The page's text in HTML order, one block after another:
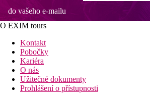
do vašeho e-mailu
O EXIM tours
Kontakt
Pobočky
Kariéra
O nás
Užitečné dokumenty
Prohlášení o přístupnosti